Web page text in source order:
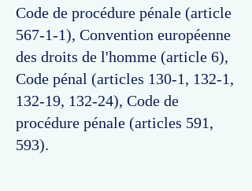
Code de procédure pénale (article
567-1-1), Convention européenne
des droits de l'homme (article 6),
Code pénal (articles 130-1, 132-1,
132-19, 132-24), Code de
procédure pénale (articles 591,
593).